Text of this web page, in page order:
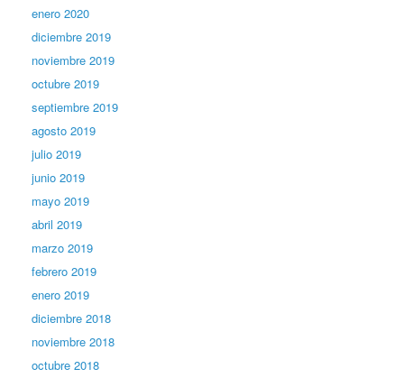
enero 2020
diciembre 2019
noviembre 2019
octubre 2019
septiembre 2019
agosto 2019
julio 2019
junio 2019
mayo 2019
abril 2019
marzo 2019
febrero 2019
enero 2019
diciembre 2018
noviembre 2018
octubre 2018